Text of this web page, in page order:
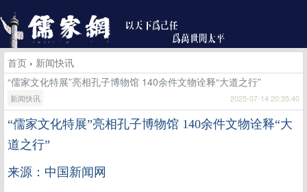
首页 › 新闻快讯
“儒家文化特展”亮相孔子博物馆 140余件文物诠释“大道之行”
新闻快讯 2025-07-14 20:35:40
“儒家文化特展”亮相孔子博物馆 140余件文物诠释“大
道之行”
来源：中国新闻网